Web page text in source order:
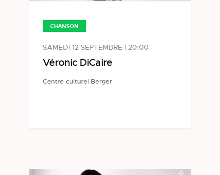
CHANSON
SAMEDI 12 SEPTEMBRE | 20:00
Véronic DiCaire
Centre culturel Berger